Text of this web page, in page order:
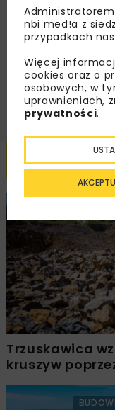
Zapoznałam/em
Regulaminemoraz
podany przeze
handlowej w
Trzuskawica
kruszyw
nbi med!a z
przypadkach
Więcej
cookies oraz o
osobowych, w
uprawnieniach,
prywatności.